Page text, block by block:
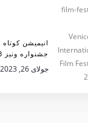
انیمیشن
جشنواره ونیز 2023
جولای 26, 2023